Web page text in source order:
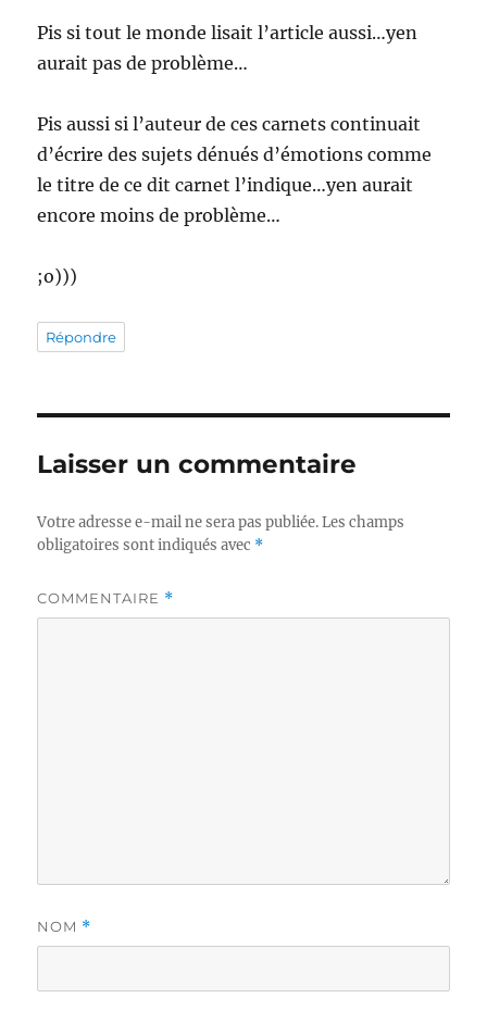
Pis si tout le monde lisait l’article aussi…yen
aurait pas de problème…
Pis aussi si l’auteur de ces carnets continuait
d’écrire des sujets dénués d’émotions comme
le titre de ce dit carnet l’indique…yen aurait
encore moins de problème…
;o)))
Répondre
Laisser un commentaire
Votre adresse e-mail ne sera pas publiée. Les champs
obligatoires sont indiqués avec *
COMMENTAIRE *
NOM *